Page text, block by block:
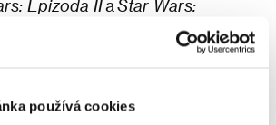
používá cookies
Epizoda IIaStar Wars:
členem Motion Picture Sound
v předsednictvu České filmové a